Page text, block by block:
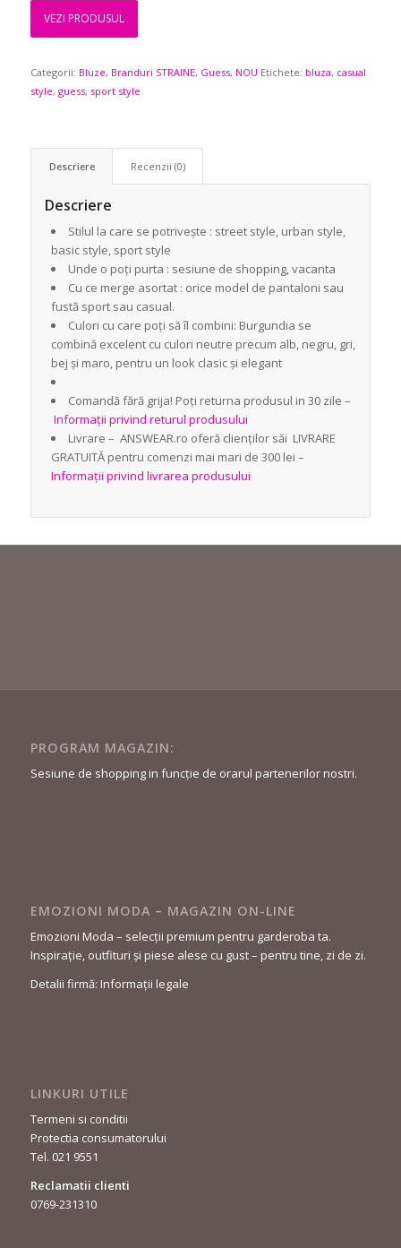
VEZI PRODUSUL
Categorii: Bluze, Branduri STRAINE, Guess, NOU Etichete: bluza, casual
style, guess, sport style
Descriere Recenzii (0)
Descriere
Stilul la care se potrivește : street style, urban style,
basic style, sport style
Unde o poți purta : sesiune de shopping, vacanta
Cu ce merge asortat : orice model de pantaloni sau
fustă sport sau casual.
Culori cu care poți să îl combini: Burgundia se
combină excelent cu culori neutre precum alb, negru, gri,
bej și maro, pentru un look clasic și elegant
Comandă fără grija! Poți returna produsul in 30 zile –
Informații privind returul produsului
Livrare – ANSWEAR.ro oferă clienților săi LIVRARE
GRATUITĂ pentru comenzi mai mari de 300 lei –
Informații privind livrarea produsului
PROGRAM MAGAZIN:
Sesiune de shopping in funcție de orarul partenerilor nostri.
EMOZIONI MODA – MAGAZIN ON-LINE
Emozioni Moda – selecții premium pentru garderoba ta.
Inspirație, outfituri și piese alese cu gust – pentru tine, zi de zi.
Detalii firmă: Informații legale
LINKURI UTILE
Termeni si conditii
Protectia consumatorului
Tel. 021 9551
Reclamatii clienti
0769-231310